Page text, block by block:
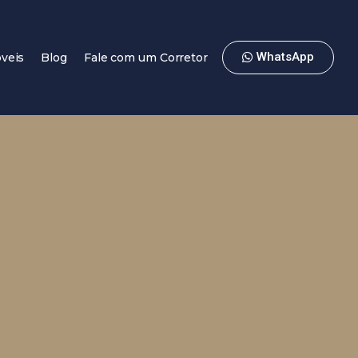
Blog Fale com um Corretor WhatsApp